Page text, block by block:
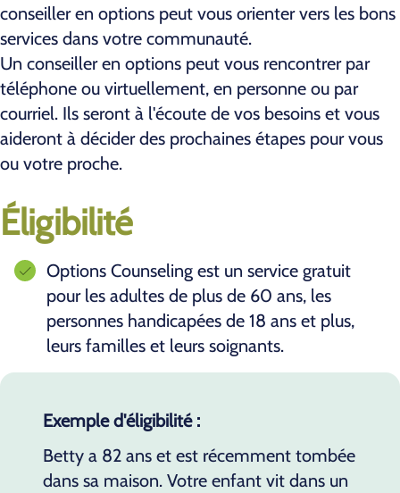
conseiller en options peut vous orienter vers les bons
services dans votre communauté.
Un conseiller en options peut vous rencontrer par
téléphone ou virtuellement, en personne ou par
courriel. Ils seront à l'écoute de vos besoins et vous
aideront à décider des prochaines étapes pour vous
ou votre proche.
Éligibilité
Options Counseling est un service gratuit
pour les adultes de plus de 60 ans, les
personnes handicapées de 18 ans et plus,
leurs familles et leurs soignants.
Exemple d'éligibilité :
Betty a 82 ans et est récemment tombée
dans sa maison. Votre enfant vit dans un